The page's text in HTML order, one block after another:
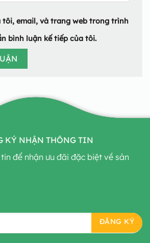
tôi, email, và trang web trong trình
bình luận kế tiếp của tôi.
KÝ NHẬN THÔNG TIN
để nhận ưu đãi đặc biệt về sản